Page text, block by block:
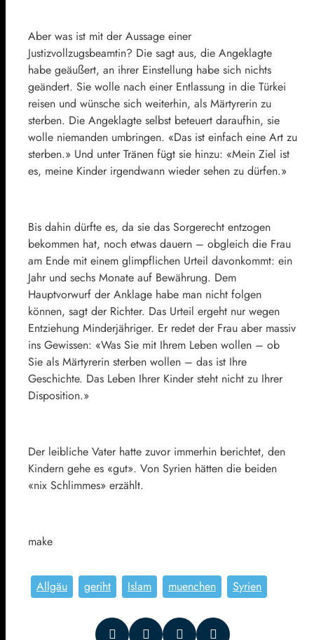
Aber was ist mit der Aussage einer
Justizvollzugsbeamtin? Die sagt aus, die Angeklagte
habe geäußert, an ihrer Einstellung habe sich nichts
geändert. Sie wolle nach einer Entlassung in die Türkei
reisen und wünsche sich weiterhin, als Märtyrerin zu
sterben. Die Angeklagte selbst beteuert daraufhin, sie
wolle niemanden umbringen. «Das ist einfach eine Art zu
sterben.» Und unter Tränen fügt sie hinzu: «Mein Ziel ist
es, meine Kinder irgendwann wieder sehen zu dürfen.»
Bis dahin dürfte es, da sie das Sorgerecht entzogen
bekommen hat, noch etwas dauern – obgleich die Frau
am Ende mit einem glimpflichen Urteil davonkommt: ein
Jahr und sechs Monate auf Bewährung. Dem
Hauptvorwurf der Anklage habe man nicht folgen
können, sagt der Richter. Das Urteil ergeht nur wegen
Entziehung Minderjähriger. Er redet der Frau aber massiv
ins Gewissen: «Was Sie mit Ihrem Leben wollen – ob
Sie als Märtyrerin sterben wollen – das ist Ihre
Geschichte. Das Leben Ihrer Kinder steht nicht zu Ihrer
Disposition.»
Der leibliche Vater hatte zuvor immerhin berichtet, den
Kindern gehe es «gut». Von Syrien hätten die beiden
«nix Schlimmes» erzählt.
make
Allgäu geriht Islam muenchen Syrien